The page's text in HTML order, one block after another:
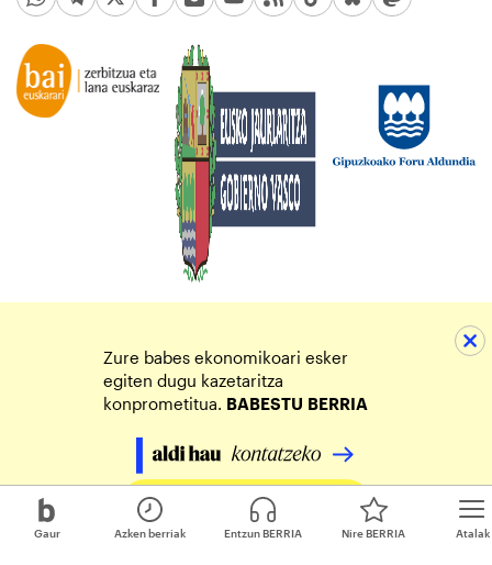
Gaur Atalak
Azken berriak Entzun BERRIA Nire BERRIA
Zure babes ekonomikoari esker
egiten dugu kazetaritza
konprometitua. BABESTU BERRIA
Egin zure ekarpena